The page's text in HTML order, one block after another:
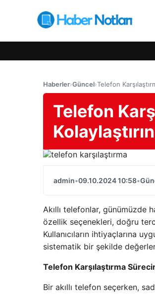
Haberler›Güncel›Telefon
Telefon
Kolaylaştırın
admin•09.10.2024 10:58•
Akıllı telefonlar, günümüzde
özellik seçenekleri, doğru
Kullanıcıların ihtiyaçlarına
sistematik bir şekilde
Telefon Karşılaştırma
Bir akıllı telefon seçerken,